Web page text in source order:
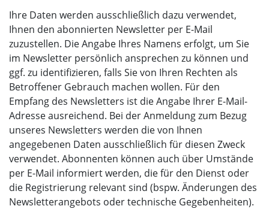
Ihre Daten werden ausschließlich dazu verwendet,
Ihnen den abonnierten Newsletter per E-Mail
zuzustellen. Die Angabe Ihres Namens erfolgt, um Sie
im Newsletter persönlich ansprechen zu können und
ggf. zu identifizieren, falls Sie von Ihren Rechten als
Betroffener Gebrauch machen wollen. Für den
Empfang des Newsletters ist die Angabe Ihrer E-Mail-
Adresse ausreichend. Bei der Anmeldung zum Bezug
unseres Newsletters werden die von Ihnen
angegebenen Daten ausschließlich für diesen Zweck
verwendet. Abonnenten können auch über Umstände
per E-Mail informiert werden, die für den Dienst oder
die Registrierung relevant sind (bspw. Änderungen des
Newsletterangebots oder technische Gegebenheiten).